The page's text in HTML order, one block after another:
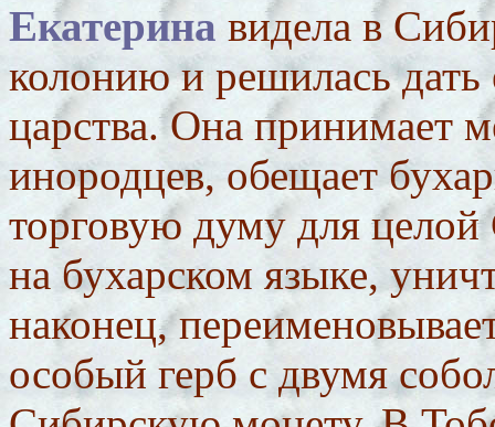
Екатерина видела в
колонию и решилась дать
царства. Она принимает
инородцев, обещает
торговую думу для
на бухарском языке,
наконец,
особый герб с двумя